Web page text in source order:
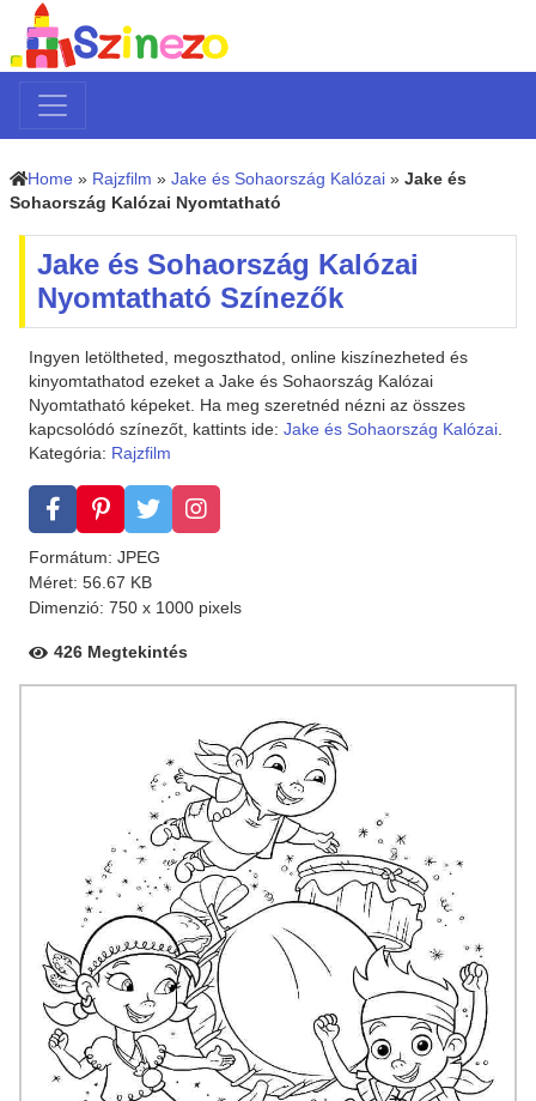
Home » Rajzfilm » Jake és Sohaország Kalózai » Jake és
Sohaország Kalózai Nyomtatható
Jake és Sohaország Kalózai
Nyomtatható Színezők
Ingyen letöltheted, megoszthatod, online kiszínezheted és
kinyomtathatod ezeket a Jake és Sohaország Kalózai
Nyomtatható képeket. Ha meg szeretnéd nézni az összes
kapcsolódó színezőt, kattints ide: Jake és Sohaország Kalózai.
Kategória: Rajzfilm
Formátum: JPEG
Méret: 56.67 KB
Dimenzió: 750 x 1000 pixels
426 Megtekintés